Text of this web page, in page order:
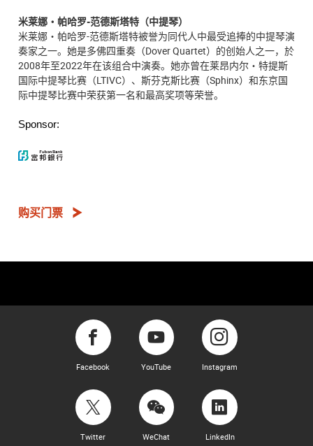
米莱娜・帕哈罗-范德斯塔特（中提琴）
米莱娜・帕哈罗-范德斯塔特被誉为同代人中最受追捧的中提琴演
奏家之一。她是多佛四重奏（Dover Quartet）的创始人之一，於
2008年至2022年在该组合中演奏。她亦曾在莱昂内尔・特提斯
国际中提琴比赛（LTIVC）、斯芬克斯比赛（Sphinx）和东京国
际中提琴比赛中荣获第一名和最高奖项等荣誉。
Sponsor:
购买门票
Facebook YouTube Instagram
Twitter WeChat LinkedIn